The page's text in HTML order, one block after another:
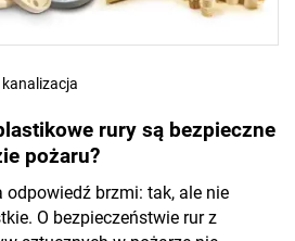
kanalizacja
rury są bezpieczne
pożaru?
odpowiedź brzmi: tak, ale nie
O bezpieczeństwie rur z